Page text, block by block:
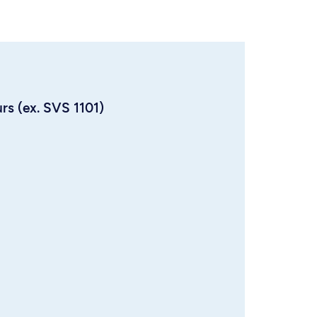
(ex. SVS 1101)